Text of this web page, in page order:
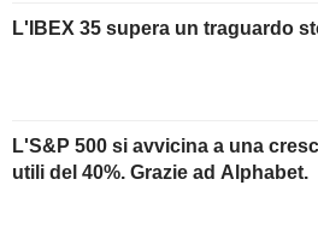
L'IBEX 35 supera un traguardo
L'S&P 500 si avvicina a una
utili del 40%. Grazie ad Alphabet.